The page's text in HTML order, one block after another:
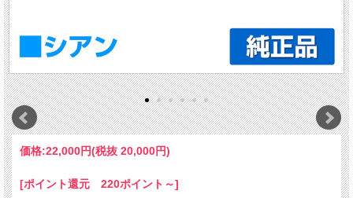
価格:22,000円(税抜 20,000円)
[ポイント還元 220ポイント～]